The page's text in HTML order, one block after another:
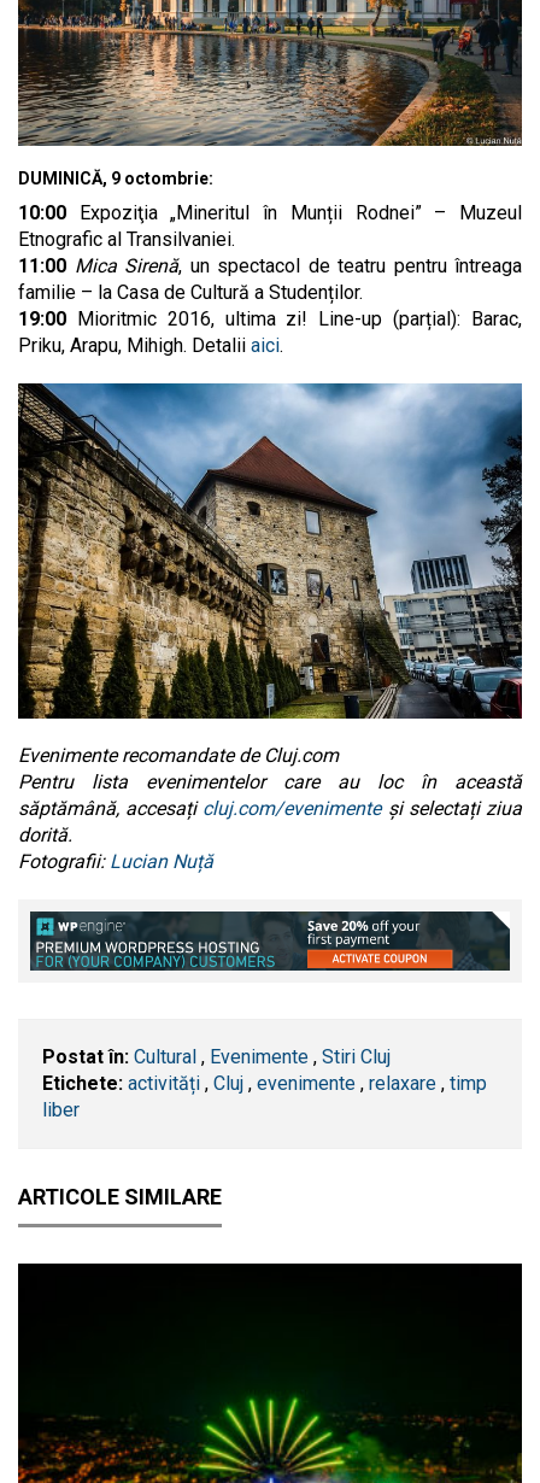
DUMINICĂ, 9 octombrie:
10:00 Expoziţia „Mineritul în Munții Rodnei” – Muzeul
Etnografic al Transilvaniei.
11:00 Mica Sirenă, un spectacol de teatru pentru întreaga
familie – la Casa de Cultură a Studenților.
19:00 Mioritmic 2016, ultima zi! Line-up (parțial): Barac,
Priku, Arapu, Mihigh. Detalii aici.
Evenimente recomandate de Cluj.com
Pentru lista evenimentelor care au loc în această
săptămână, accesați cluj.com/evenimenteși selectați ziua
dorită.
Fotografii: Lucian Nuță
Postat în: Cultural , Evenimente , Stiri Cluj
Etichete: activități , ​Cluj , evenimente , relaxare , timp
liber
ARTICOLE SIMILARE